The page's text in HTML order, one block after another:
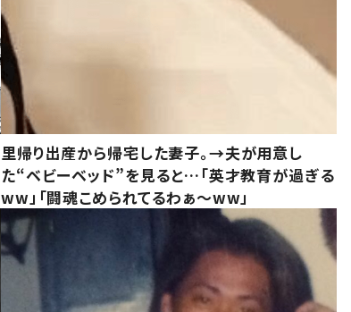
里帰り出産から帰宅した妻子。→夫が用意し
た“ベビーベッド”を見ると…「英才教育が過ぎる
ww」「闘魂こめられてるわぁ～ww」